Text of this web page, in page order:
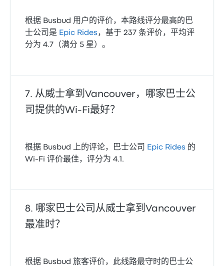
根据 Busbud 用户的评价，本路线评分最高的巴
士公司是 Epic Rides ，基于 237 条评价，平均评
分为 4.7（满分 5 星）。
从威士拿到Vancouver，哪家巴士公
司提供的Wi‑Fi最好？
根据 Busbud 上的评论，巴士公司 Epic Rides 的
Wi‑Fi 评价最佳，评分为 4.1.
哪家巴士公司从威士拿到Vancouver
最准时？
根据 Busbud 旅客评价，此线路最守时的巴士公